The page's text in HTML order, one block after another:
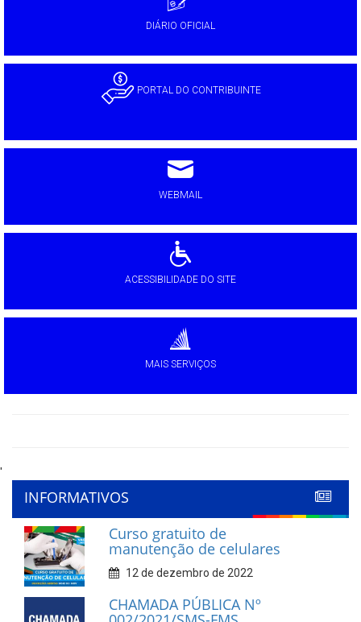
DIÁRIO OFICIAL
PORTAL DO CONTRIBUINTE
WEBMAIL
ACESSIBILIDADE DO SITE
MAIS SERVIÇOS
'
INFORMATIVOS
Curso gratuito de
manutenção de celulares
12 de dezembro de 2022
CHAMADA PÚBLICA Nº